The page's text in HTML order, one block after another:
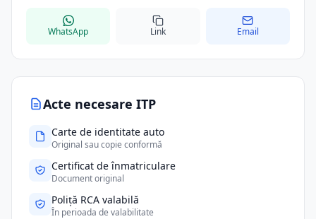
Acte necesare ITP
Carte de identitate auto
Original sau copie conformă
Certificat de înmatriculare
Document original
Poliță RCA valabilă
În perioada de valabilitate
WhatsApp Link Email